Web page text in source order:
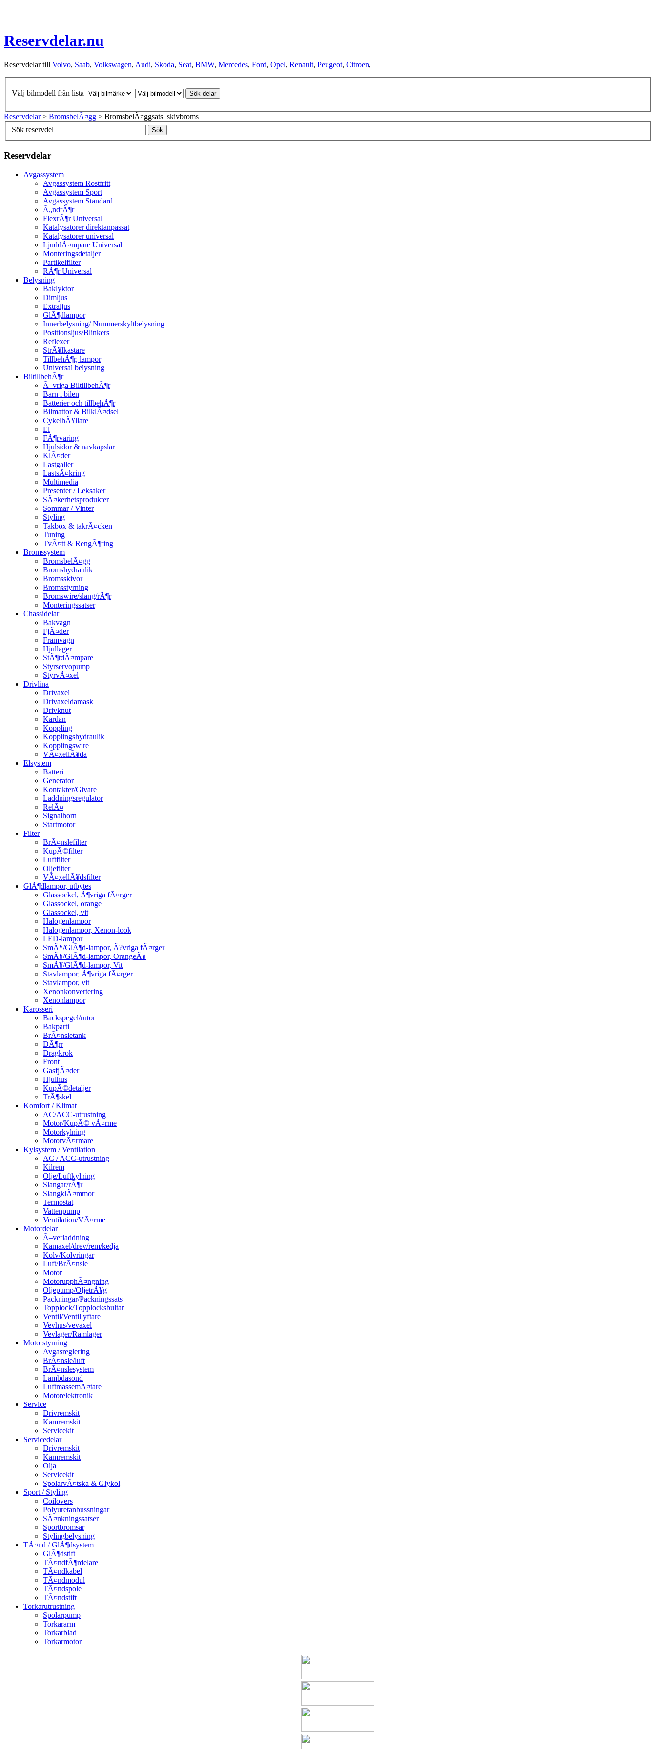
Reservdelar.nu
Reservdelar till Volvo, Saab, Volkswagen, Audi, Skoda, Seat, BMW, Mercedes, Ford, Opel, Renault, Peugeot, Citroen,
Välj bilmodell från lista Sök delar
Reservdelar> BromsbelÃ¤gg > BromsbelÃ¤ggsats, skivbroms
Sök reservdel
Sök
Reservdelar
Avgassystem
Avgassystem Rostfritt
Avgassystem Sport
Avgassystem Standard
Ã„ndrÃ¶r
FlexrÃ¶r Universal
Katalysatorer direktanpassat
Katalysatorer universal
LjuddÃ¤mpare Universal
Monteringsdetaljer
Partikelfilter
RÃ¶r Universal
Belysning
Baklyktor
Dimljus
Extraljus
GlÃ¶dlampor
Innerbelysning/ Nummerskyltbelysning
Positionsljus/Blinkers
Reflexer
StrÃ¥lkastare
TillbehÃ¶r, lampor
Universal belysning
BiltillbehÃ¶r
Ã–vriga BiltillbehÃ¶r
Barn i bilen
Batterier och tillbehÃ¶r
Bilmattor & BilklÃ¤dsel
CykelhÃ¥llare
El
FÃ¶rvaring
Hjulsidor & navkapslar
KlÃ¤der
Lastgaller
LastsÃ¤kring
Multimedia
Presenter / Leksaker
SÃ¤kerhetsprodukter
Sommar / Vinter
Styling
Takbox & takrÃ¤cken
Tuning
TvÃ¤tt & RengÃ¶ring
Bromssystem
BromsbelÃ¤gg
Bromshydraulik
Bromsskivor
Bromsstyrning
Bromswire/slang/rÃ¶r
Monteringssatser
Chassidelar
Bakvagn
FjÃ¤der
Framvagn
Hjullager
StÃ¶tdÃ¤mpare
Styrservopump
StyrvÃ¤xel
Drivlina
Drivaxel
Drivaxeldamask
Drivknut
Kardan
Koppling
Kopplingshydraulik
Kopplingswire
VÃ¤xellÃ¥da
Elsystem
Batteri
Generator
Kontakter/Givare
Laddningsregulator
RelÃ¤
Signalhorn
Startmotor
Filter
BrÃ¤nslefilter
KupÃ©filter
Luftfilter
Oljefilter
VÃ¤xellÃ¥dsfilter
GlÃ¶dlampor, utbytes
Glassockel, Ã¶vriga fÃ¤rger
Glassockel, orange
Glassockel, vit
Halogenlampor
Halogenlampor, Xenon-look
LED-lampor
SmÃ¥/GlÃ¶d-lampor, Ã?vriga fÃ¤rger
SmÃ¥/GlÃ¶d-lampor, OrangeÃ¥
SmÃ¥/GlÃ¶d-lampor, Vit
Stavlampor, Ã¶vriga fÃ¤rger
Stavlampor, vit
Xenonkonvertering
Xenonlampor
Karosseri
Backspegel/rutor
Bakparti
BrÃ¤nsletank
DÃ¶rr
Dragkrok
Front
GasfjÃ¤der
Hjulhus
KupÃ©detaljer
TrÃ¶skel
Komfort / Klimat
AC/ACC-utrustning
Motor/KupÃ© vÃ¤rme
Motorkylning
MotorvÃ¤rmare
Kylsystem / Ventilation
AC / ACC-utrustning
Kilrem
Olje/Luftkylning
Slangar/rÃ¶r
SlangklÃ¤mmor
Termostat
Vattenpump
Ventilation/VÃ¤rme
Motordelar
Ã–verladdning
Kamaxel/drev/rem/kedja
Kolv/Kolvringar
Luft/BrÃ¤nsle
Motor
MotorupphÃ¤ngning
Oljepump/OljetrÃ¥g
Packningar/Packningssats
Topplock/Topplocksbultar
Ventil/Ventillyftare
Vevhus/vevaxel
Vevlager/Ramlager
Motorstyrning
Avgasreglering
BrÃ¤nsle/luft
BrÃ¤nslesystem
Lambdasond
LuftmassemÃ¤tare
Motorelektronik
Service
Drivremskit
Kamremskit
Servicekit
Servicedelar
Drivremskit
Kamremskit
Olja
Servicekit
SpolarvÃ¤tska & Glykol
Sport / Styling
Coilovers
Polyuretanbussningar
SÃ¤nkningssatser
Sportbromsar
Stylingbelysning
TÃ¤nd / GlÃ¶dsystem
GlÃ¶dstift
TÃ¤ndfÃ¶rdelare
TÃ¤ndkabel
TÃ¤ndmodul
TÃ¤ndspole
TÃ¤ndstift
Torkarutrustning
Spolarpump
Torkararm
Torkarblad
Torkarmotor